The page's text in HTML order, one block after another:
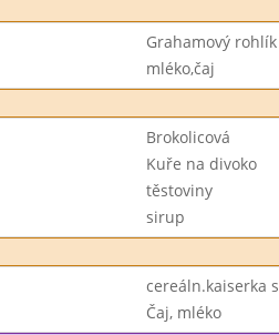
Grahamový
mléko,čaj
Brokolicová
Kuře na divoko
těstoviny
sirup
cereáln.kaiserka
Čaj, mléko